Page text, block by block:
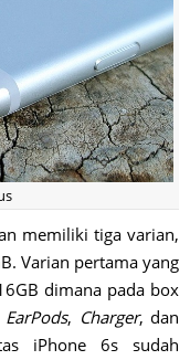
memiliki tiga varian,
Varian pertama yang
dimana pada box
EarPods, Charger, dan
iPhone 6s sudah